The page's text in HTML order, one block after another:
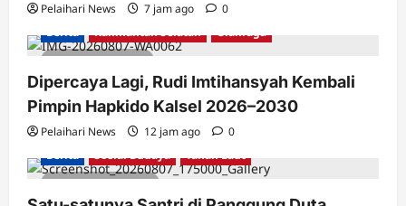
Pelaihari News 7 jam ago 0
1 minute read
Berita Kalimantan Selatan Olahraga
Dipercaya Lagi, Rudi Imtihansyah Kembali
Pimpin Hapkido Kalsel 2026–2030
Pelaihari News 12 jam ago 0
2 minutes read
Berita Sosial Budaya Tanah Laut